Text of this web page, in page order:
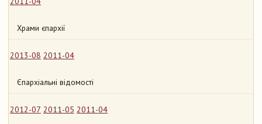
Храми єпархії
2013-08 2011-04
Єпархіальні відомості
2012-07 2011-05 2011-04